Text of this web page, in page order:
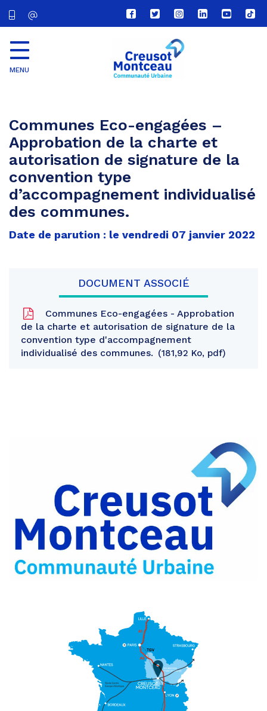
Lien
vers
compte
Facebook
Lien
vers
compte
Twitter
Lien
vers
le
compte
Lien
vers
Lien
vers
Lien
vers
MENU
Communes Eco-engagées –
Approbation de la charte et
autorisation de signature de la
convention type
d’accompagnement individualisé
des communes.
Date de parution : le vendredi 07 janvier 2022
DOCUMENT ASSOCIÉ
Communes Eco-engagées - Approbation
de la charte et autorisation de signature de la
convention type d'accompagnement
individualisé des communes.
181,92 Ko, pdf
Facebook
Partager
Twitter
Partager
par
e-
mail